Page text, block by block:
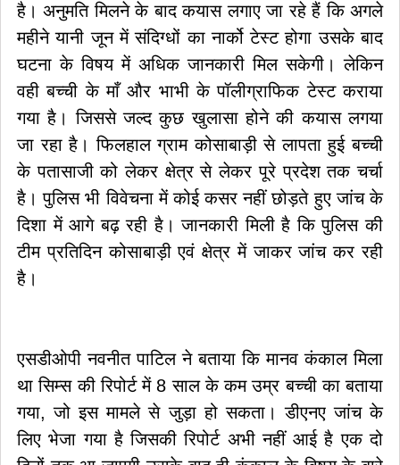
है। अनुमति मिलने के बाद कयास लगाए जा रहे हैं कि अगले
महीने यानी जून में संदिग्धों का नार्को टेस्ट होगा उसके बाद
घटना के विषय में अधिक जानकारी मिल सकेगी। लेकिन
वही बच्ची के माँ और भाभी के पॉलीग्राफिक टेस्ट कराया
गया है। जिससे जल्द कुछ खुलासा होने की कयास लगया
जा रहा है। फिलहाल ग्राम कोसाबाड़ी से लापता हुई बच्ची
के पतासाजी को लेकर क्षेत्र से लेकर पूरे प्रदेश तक चर्चा
है। पुलिस भी विवेचना में कोई कसर नहीं छोड़ते हुए जांच के
दिशा में आगे बढ़ रही है। जानकारी मिली है कि पुलिस की
टीम प्रतिदिन कोसाबाड़ी एवं क्षेत्र में जाकर जांच कर रही
है।
एसडीओपी नवनीत पाटिल ने बताया कि मानव कंकाल मिला
था सिम्स की रिपोर्ट में 8 साल के कम उम्र बच्ची का बताया
गया, जो इस मामले से जुड़ा हो सकता। डीएनए जांच के
लिए भेजा गया है जिसकी रिपोर्ट अभी नहीं आई है एक दो